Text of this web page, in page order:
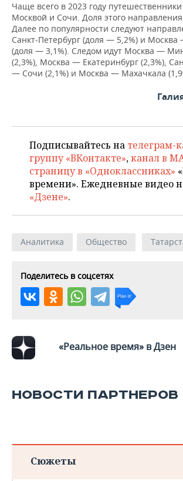
Чаще всего в 2023 году
Москвой и Сочи. Доля этого направления
Далее по популярности следуют
Санкт-Петербург (доля — 5,2%) и
(доля — 3,1%). Следом идут Москва —
(2,3%), Москва — Екатеринбург (2,3%),
— Сочи (2,1%) и Москва — Махачкала
Подписывайтесь на телеграм-
группу «ВКонтакте»,канал в
страницу в «Одноклассниках»
времени». Ежедневные видео
«Дзене».
Аналитика Общество
Поделитесь в соцсетях
«Реальное время» в Дзен
НОВОСТИ ПАРТНЕРОВ
Сюжеты